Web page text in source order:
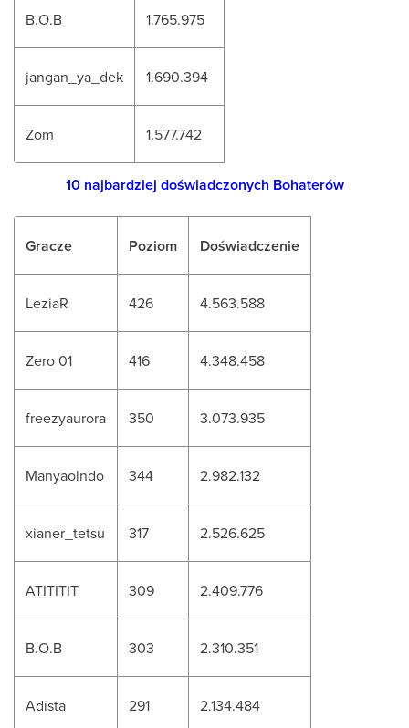
B.O.B 1.765.975
jangan_ya_dek 1.690.394
Zom 1.577.742
10 najbardziej doświadczonych Bohaterów
Gracze Poziom Doświadczenie
LeziaR 426 4.563.588
Zero 01 416 4.348.458
freezyaurora 350 3.073.935
Manyaolndo 344 2.982.132
xianer_tetsu 317 2.526.625
ATITITIT 309 2.409.776
B.O.B 303 2.310.351
Adista 291 2.134.484